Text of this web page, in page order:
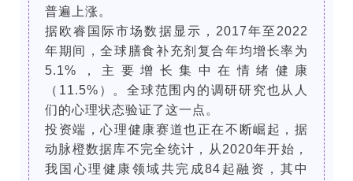
普遍上涨。
据欧睿国际市场数据显示，2017年至2022
年期间，全球膳食补充剂复合年均增长率为
5.1%，主要增长集中在情绪健康
（11.5%）。全球范围内的调研研究也从人
们的心理状态验证了这一点。
投资端，心理健康赛道也正在不断崛起，据
动脉橙数据库不完全统计，从2020年开始，
我国心理健康领域共完成84起融资，其中